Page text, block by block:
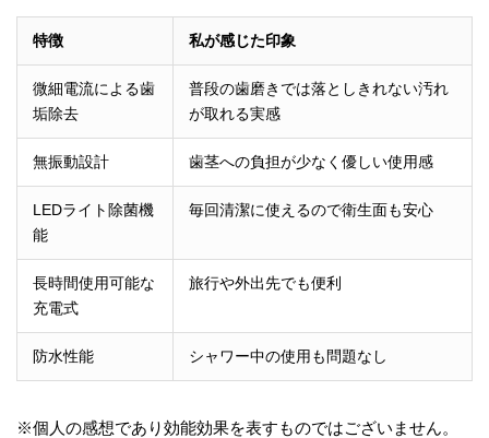
特徴 私が感じた印象
微細電流による歯
垢除去
普段の歯磨きでは落としきれない汚れ
が取れる実感
無振動設計 歯茎への負担が少なく優しい使用感
LEDライト除菌機
能
毎回清潔に使えるので衛生面も安心
長時間使用可能な
充電式
旅行や外出先でも便利
防水性能 シャワー中の使用も問題なし
※個人の感想であり効能効果を表すものではございません。